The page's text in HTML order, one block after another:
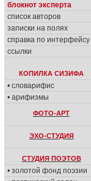
блокнот эксперта
список авторов
записки на полях
справка по интерфейсу
ссылки
КОПИЛКА СИЗИФА
• словарифис
• арифизмы
ФОТО-АРТ
ЭХО-СТУДИЯ
СТУДИЯ ПОЭТОВ
• золотой фонд поэзии